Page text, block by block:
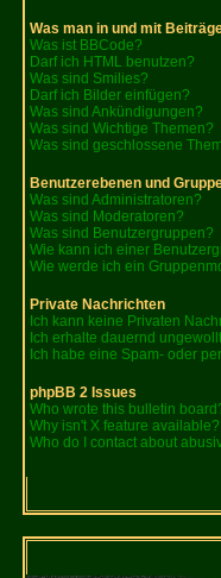
Was man in und mit
Was ist BBCode?
Darf ich HTML benutzen?
Was sind Smilies?
Darf ich Bilder einfügen?
Was sind Ankündigungen?
Was sind Wichtige Themen?
Was sind geschlossene
Benutzerebenen und
Was sind Administratoren?
Was sind Moderatoren?
Was sind Benutzergruppen?
Wie kann ich einer
Wie werde ich ein
Private Nachrichten
Ich kann keine Privaten
Ich erhalte dauernd
Ich habe eine Spam- oder
phpBB 2 Issues
Who wrote this bulletin
Why isn't X feature available?
Who do I contact about